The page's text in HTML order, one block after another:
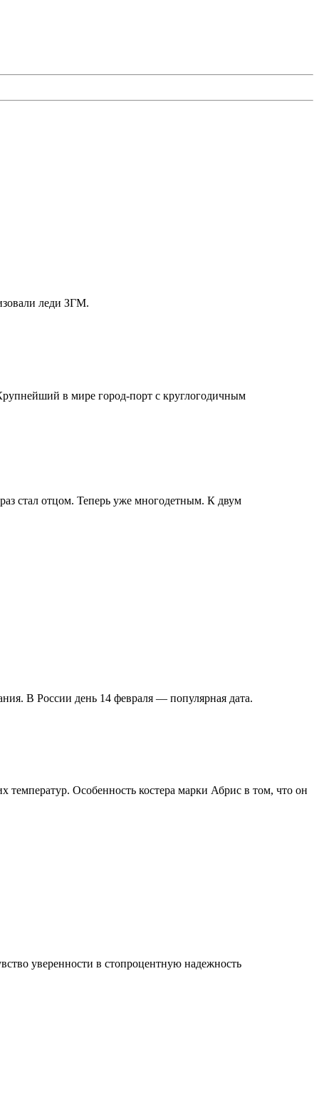
леди ЗГМ.
в мире город-порт с круглогодичным
стал отцом. Теперь уже многодетным. К двум
В России день 14 февраля — популярная дата.
Особенность костера марки Абрис в том, что он
уверенности в стопроцентную надежность